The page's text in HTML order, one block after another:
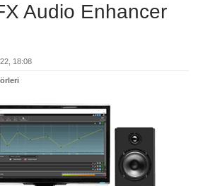
Audio Enhancer
18:08